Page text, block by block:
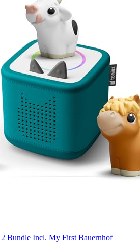
Bundle Incl. My First Bauernhof